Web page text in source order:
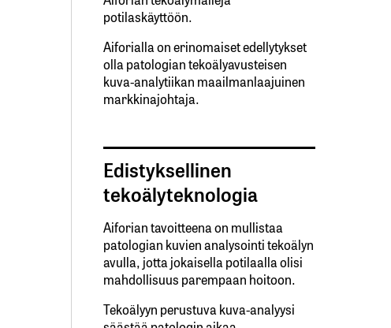
potilaskäyttöön.
Aiforialla on erinomaiset edellytykset
olla patologian tekoälyavusteisen
kuva-analytiikan maailmanlaajuinen
markkinajohtaja.
Edistyksellinen
tekoälyteknologia
Aiforian tavoitteena on mullistaa
patologian kuvien analysointi tekoälyn
avulla, jotta jokaisella potilaalla olisi
mahdollisuus parempaan hoitoon.
Tekoälyyn perustuva kuva-analyysi